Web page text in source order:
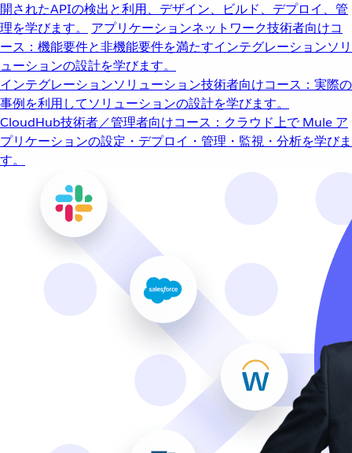
開されたAPIの検出と利用、デザイン、ビルド、デプロイ、管
理を学びます。
アプリケーションネットワーク技術者向けコ
ース：機能要件と非機能要件を満たすインテグレーションソリ
ューションの設計を学びます。
インテグレーションソリューション技術者向けコース：実際の
事例を利用してソリューションの設計を学びます。
CloudHub技術者／管理者向けコース：クラウド上で Mule ア
プリケーションの設定・デプロイ・管理・監視・分析を学びま
す。